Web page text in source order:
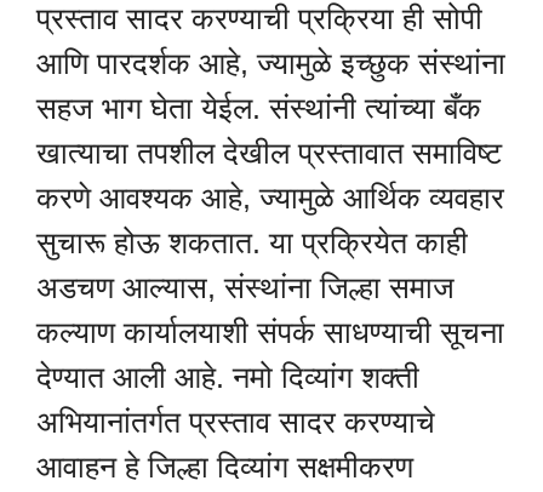
प्रस्ताव सादर करण्याची प्रक्रिया ही सोपी
आणि पारदर्शक आहे, ज्यामुळे इच्छुक संस्थांना
सहज भाग घेता येईल. संस्थांनी त्यांच्या बँक
खात्याचा तपशील देखील प्रस्तावात समाविष्ट
करणे आवश्यक आहे, ज्यामुळे आर्थिक व्यवहार
सुचारू होऊ शकतात. या प्रक्रियेत काही
अडचण आल्यास, संस्थांना जिल्हा समाज
कल्याण कार्यालयाशी संपर्क साधण्याची सूचना
देण्यात आली आहे. नमो दिव्यांग शक्ती
अभियानांतर्गत प्रस्ताव सादर करण्याचे
आवाहन हे जिल्हा दिव्यांग सक्षमीकरण